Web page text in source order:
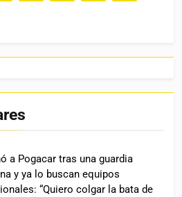
a Pogacar tras una guardia
y ya lo buscan equipos
“Quiero colgar la bata de